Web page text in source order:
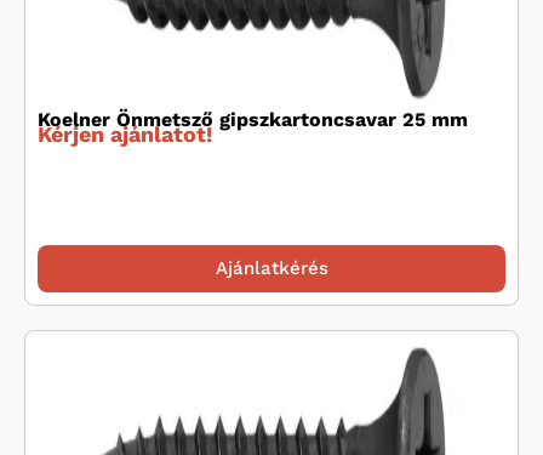
Koelner Önmetsző gipszkartoncsavar 25 mm
Kérjen ajánlatot!
Ajánlatkérés